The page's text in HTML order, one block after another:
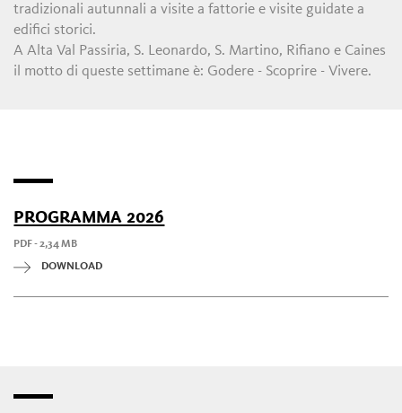
tradizionali autunnali a visite a fattorie e visite guidate a
edifici storici.
A Alta Val Passiria, S. Leonardo, S. Martino, Rifiano e Caines
il motto di queste settimane è: Godere - Scoprire - Vivere.
PROGRAMMA 2026
PDF - 2,34 MB
DOWNLOAD